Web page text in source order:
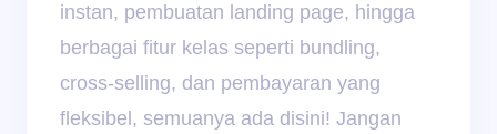
instan, pembuatan landing page, hingga
berbagai fitur kelas seperti bundling,
cross-selling, dan pembayaran yang
fleksibel, semuanya ada disini! Jangan